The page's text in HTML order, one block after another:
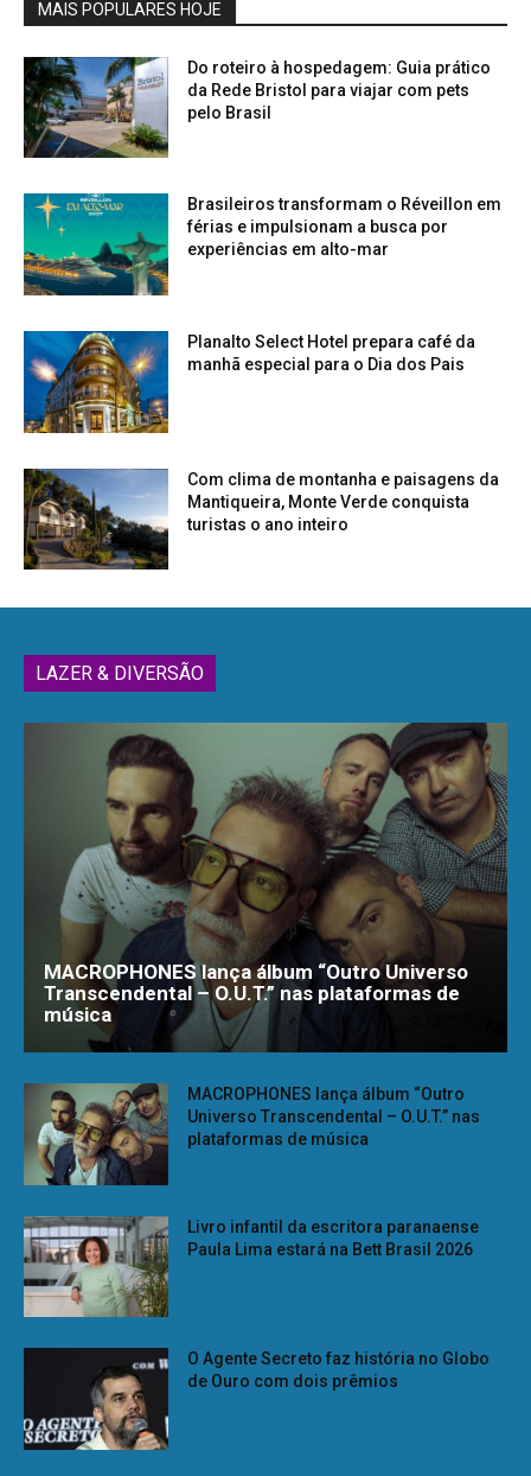
MAIS POPULARES HOJE
Do roteiro à hospedagem: Guia prático
da Rede Bristol para viajar com pets
pelo Brasil
Brasileiros transformam o Réveillon em
férias e impulsionam a busca por
experiências em alto-mar
Planalto Select Hotel prepara café da
manhã especial para o Dia dos Pais
Com clima de montanha e paisagens da
Mantiqueira, Monte Verde conquista
turistas o ano inteiro
LAZER & DIVERSÃO
MACROPHONES lança álbum “Outro Universo
Transcendental – O.U.T.” nas plataformas de
música
MACROPHONES lança álbum “Outro
Universo Transcendental – O.U.T.” nas
plataformas de música
Livro infantil da escritora paranaense
Paula Lima estará na Bett Brasil 2026
O Agente Secreto faz história no Globo
de Ouro com dois prêmios